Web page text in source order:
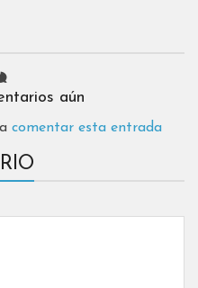
aún
comentar esta entrada